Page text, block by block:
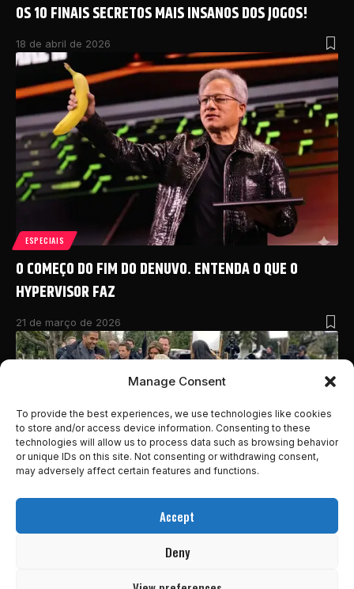
Manage Consent
To provide the best experiences, we use technologies like cookies
to store and/or access device information. Consenting to these
technologies will allow us to process data such as browsing behavior
or unique IDs on this site. Not consenting or withdrawing consent,
may adversely affect certain features and functions.
Accept
Deny
OS 10 FINAIS SECRETOS MAIS INSANOS DOS JOGOS!
18 de abril de 2026
ESPECIAIS
O COMEÇO DO FIM DO DENUVO. ENTENDA O QUE O
HYPERVISOR FAZ
21 de março de 2026
XBOX ONE FOI HACKEADO APÓS 13 ANOS — E ISSO